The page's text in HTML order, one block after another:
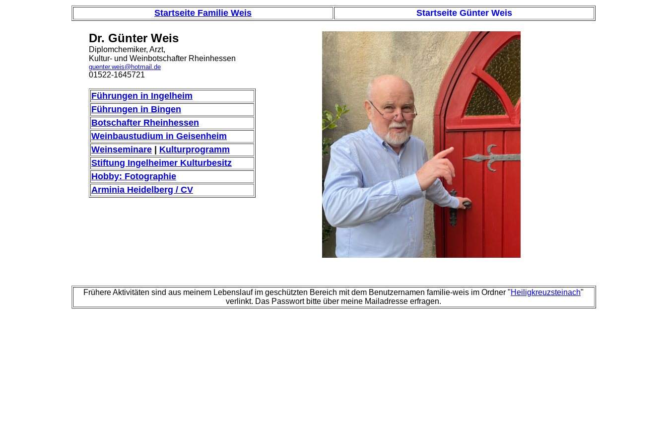
Startseite Familie Weis Startseite Günter Weis
Dr. Günter Weis
Diplomchemiker, Arzt,
Kultur- und Weinbotschafter Rheinhessen
guenter.weis@hotmail.de
01522-1645721
Führungen in Ingelheim
Führungen in Bingen
Botschafter Rheinhessen
Weinbaustudium in Geisenheim
Weinseminare
Kulturprogramm
Stiftung Ingelheimer Kulturbesitz
Hobby: Fotographie
Arminia Heidelberg / CV
Frühere Aktivitäten sind aus meinem Lebenslauf im geschützten Bereich mit dem Benutzernamen familie-weis im Ordner "Heiligkreuzsteinach"
verlinkt. Das Passwort bitte über meine Mailadresse erfragen.